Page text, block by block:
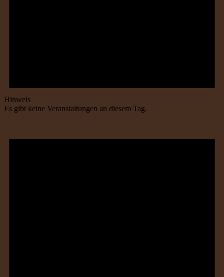
Hinweis
Es gibt keine Veranstaltungen an diesem Tag.